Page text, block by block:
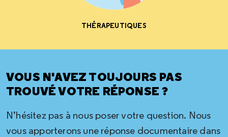
THÉRAPEUTIQUES
VOUS N'AVEZ TOUJOURS PAS
TROUVÉ VOTRE RÉPONSE ?
N’hésitez pas à nous poser votre question. Nous
vous apporterons une réponse documentaire dans